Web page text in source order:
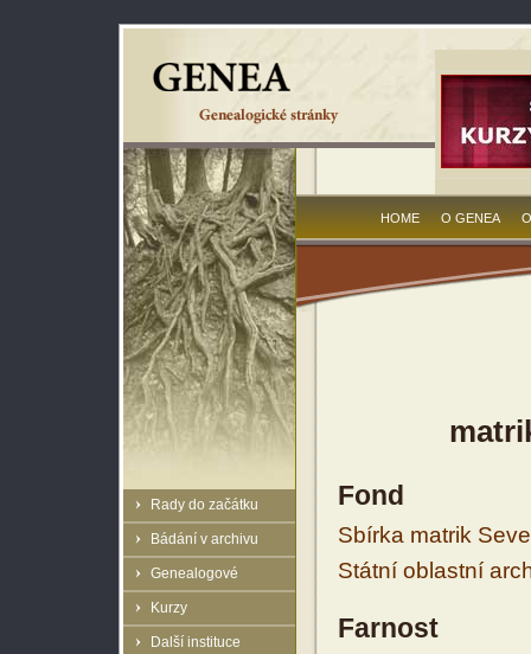
Rady do začátku
Bádání v archivu
Genealogové
Kurzy
Další instituce
HOME O GENEA
Fond
Sbírka matrik
Státní oblastní
Farnost